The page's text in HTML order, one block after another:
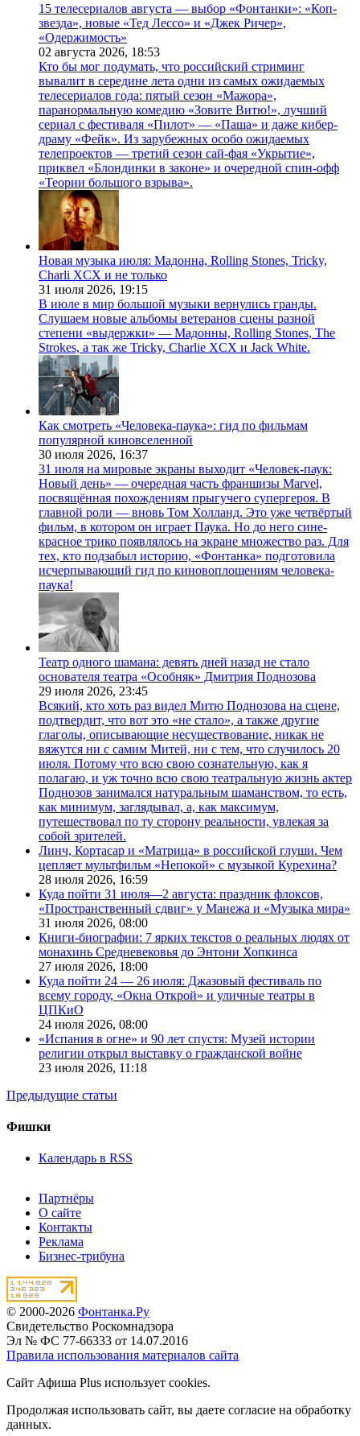
15 телесериалов августа — выбор «Фонтанки»: «Коп-
звезда», новые «Тед Лессо» и «Джек Ричер»,
«Одержимость»
02 августа 2026, 18:53
Кто бы мог подумать, что российский стриминг
вывалит в середине лета одни из самых ожидаемых
телесериалов года: пятый сезон «Мажора»,
паранормальную комедию «Зовите Витю!», лучший
сериал с фестиваля «Пилот» — «Паша» и даже кибер-
драму «Фейк». Из зарубежных особо ожидаемых
телепроектов — третий сезон сай-фая «Укрытие»,
приквел «Блондинки в законе» и очередной спин-офф
«Теории большого взрыва».
Новая музыка июля: Мадонна, Rolling Stones, Tricky,
Charli XCX и не только
31 июля 2026, 19:15
В июле в мир большой музыки вернулись гранды.
Слушаем новые альбомы ветеранов сцены разной
степени «выдержки» — Мадонны, Rolling Stones, The
Strokes, а так же Tricky, Charlie XCX и Jack White.
Как смотреть «Человека-паука»: гид по фильмам
популярной киновселенной
30 июля 2026, 16:37
31 июля на мировые экраны выходит «Человек-паук:
Новый день» — очередная часть франшизы Marvel,
посвящённая похождениям прыгучего супергероя. В
главной роли — вновь Том Холланд. Это уже четвёртый
фильм, в котором он играет Паука. Но до него сине-
красное трико появлялось на экране множество раз. Для
тех, кто подзабыл историю, «Фонтанка» подготовила
исчерпывающий гид по киновоплощениям человека-
паука!
Театр одного шамана: девять дней назад не стало
основателя театра «Особняк» Дмитрия Поднозова
29 июля 2026, 23:45
Всякий, кто хоть раз видел Митю Поднозова на сцене,
подтвердит, что вот это «не стало», а также другие
глаголы, описывающие несуществование, никак не
вяжутся ни с самим Митей, ни с тем, что случилось 20
июля. Потому что всю свою сознательную, как я
полагаю, и уж точно всю свою театральную жизнь актер
Поднозов занимался натуральным шаманством, то есть,
как минимум, заглядывал, а, как максимум,
путешествовал по ту сторону реальности, увлекая за
собой зрителей.
Линч, Кортасар и «Матрица» в российской глуши. Чем
цепляет мультфильм «Непокой» с музыкой Курехина?
28 июля 2026, 16:59
Куда пойти 31 июля—2 августа: праздник флоксов,
«Пространственный сдвиг» у Манежа и «Музыка мира»
31 июля 2026, 08:00
Книги-биографии: 7 ярких текстов о реальных людях от
монахинь Средневековья до Энтони Хопкинса
27 июля 2026, 18:00
Куда пойти 24 — 26 июля: Джазовый фестиваль по
всему городу, «Окна Открой» и уличные театры в
ЦПКиО
24 июля 2026, 08:00
«Испания в огне» и 90 лет спустя: Музей истории
религии открыл выставку о гражданской войне
23 июля 2026, 11:18
Предыдущие статьи
Фишки
Календарь в RSS
Партнёры
О сайте
Контакты
Реклама
Бизнес-трибуна
© 2000-2026 Фонтанка.Ру
Свидетельство Роскомнадзора
Эл № ФС 77-66333 от 14.07.2016
Правила использования материалов сайта
Сайт Афиша Plus использует cookies.
Продолжая использовать сайт, вы даете согласие на обработку
данных.